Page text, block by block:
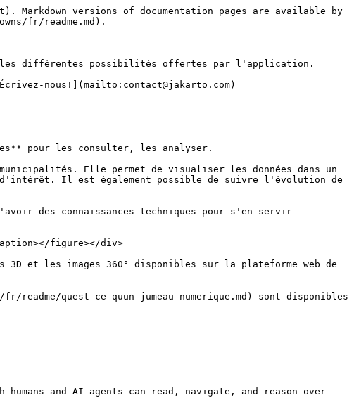
versions of documentation pages are available by
fr/readme.md).
les différentes possibilités offertes par l'application.
nous!](mailto:contact@jakarto.com)
pour les consulter, les analyser.
Elle permet de visualiser les données dans un
Il est également possible de suivre l'évolution de
des connaissances techniques pour s'en servir
figure></div>
et les images 360° disponibles sur la plateforme web de
quest-ce-quun-jumeau-numerique.md) sont disponibles
and AI agents can read, navigate, and reason over